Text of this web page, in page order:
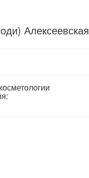
Алексеевская